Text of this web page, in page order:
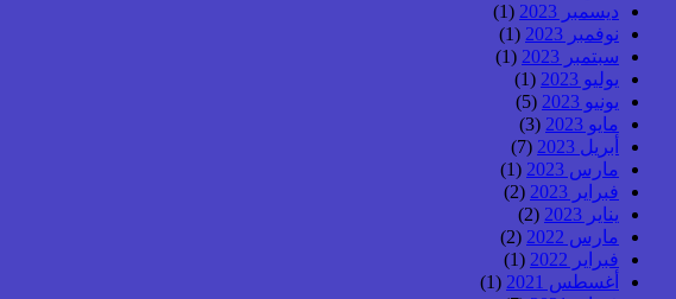
ديسمبر 2023
(1)
نوفمبر 2023
(1)
سبتمبر 2023
(1)
يوليو 2023
(1)
يونيو 2023
(5)
مايو 2023
(3)
أبريل 2023
(7)
مارس 2023
(1)
فبراير 2023
(2)
يناير 2023
(2)
مارس 2022
(2)
فبراير 2022
(1)
أغسطس 2021
(1)